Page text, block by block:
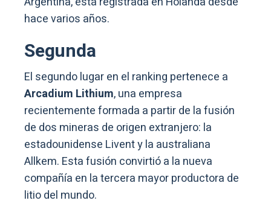
hace varios años.
Segunda
El segundo lugar en el ranking pertenece a
Arcadium Lithium, una empresa
recientemente formada a partir de la fusión
de dos mineras de origen extranjero: la
estadounidense Livent y la australiana
Allkem. Esta fusión convirtió a la nueva
compañía en la tercera mayor productora de
litio del mundo.